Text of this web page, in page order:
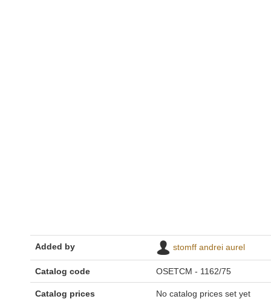
Added by stomff andrei aurel
Catalog code OSETCM - 1162/75
Catalog prices No catalog prices set yet